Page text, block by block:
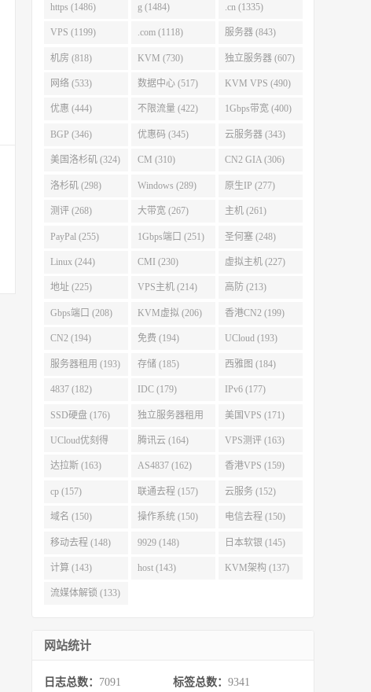
https (1486) g (1484) .cn (1335)
VPS (1199) .com (1118) 服务器 (843)
机房 (818) KVM (730) 独立服务器 (607)
网络 (533) 数据中心 (517) KVM VPS (490)
优惠 (444) 不限流量 (422) 1Gbps带宽 (400)
BGP (346) 优惠码 (345) 云服务器 (343)
美国洛杉矶 (324) CM (310) CN2 GIA (306)
洛杉矶 (298) Windows (289) 原生IP (277)
测评 (268) 大带宽 (267) 主机 (261)
PayPal (255) 1Gbps端口 (251) 圣何塞 (248)
Linux (244) CMI (230) 虚拟主机 (227)
地址 (225) VPS主机 (214) 高防 (213)
Gbps端口 (208) KVM虚拟 (206) 香港CN2 (199)
CN2 (194) 免费 (194) UCloud (193)
服务器租用 (193) 存储 (185) 西雅图 (184)
4837 (182) IDC (179) IPv6 (177)
SSD硬盘 (176) 独立服务器租用
(175)
美国VPS (171)
UCloud优刻得
(168)
腾讯云 (164) VPS测评 (163)
达拉斯 (163) AS4837 (162) 香港VPS (159)
cp (157) 联通去程 (157) 云服务 (152)
域名 (150) 操作系统 (150) 电信去程 (150)
移动去程 (148) 9929 (148) 日本软银 (145)
计算 (143) host (143) KVM架构 (137)
流媒体解锁 (133)
网站统计
日志总数： 7091 标签总数： 9341